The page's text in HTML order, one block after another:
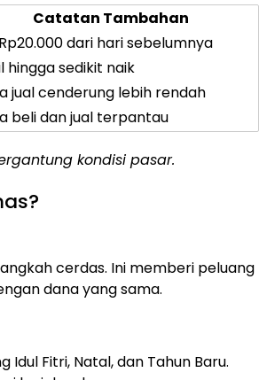
Catatan Tambahan
dari hari sebelumnya
hingga sedikit naik
jual cenderung lebih rendah
beli dan jual terpantau
kondisi pasar.
cerdas. Ini memberi peluang
dana yang sama.
Fitri, Natal, dan Tahun Baru.